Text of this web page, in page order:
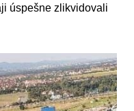
úspešne zlikvidovali